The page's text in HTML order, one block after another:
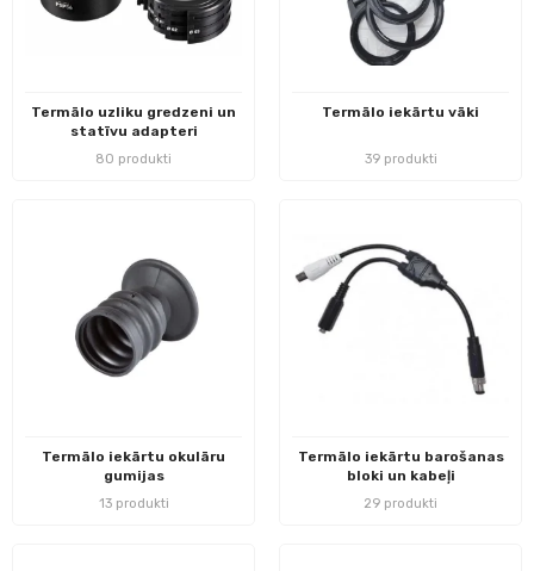
Termālo uzliku gredzeni un
statīvu adapteri
80 produkti
Termālo iekārtu vāki
39 produkti
Termālo iekārtu okulāru
gumijas
13 produkti
Termālo iekārtu barošanas
bloki un kabeļi
29 produkti